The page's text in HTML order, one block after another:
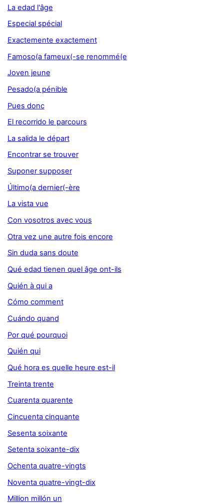
La edad l'âge
Especial spécial
Exactemente exactement
Famoso(a fameux(-se renommé(e
Joven jeune
Pesado(a pénible
Pues donc
El recorrido le parcours
La salida le départ
Encontrar se trouver
Suponer supposer
Último(a dernier(-ère
La vista vue
Con vosotros avec vous
Otra vez une autre fois encore
Sin duda sans doute
Qué edad tienen quel âge ont-ils
Quién à qui a
Cómo comment
Cuándo quand
Por qué pourquoi
Quién qui
Qué hora es quelle heure est-il
Treinta trente
Cuarenta quarente
Cincuenta cinquante
Sesenta soixante
Setenta soixante-dix
Ochenta quatre-vingts
Noventa quatre-vingt-dix
Million millón un